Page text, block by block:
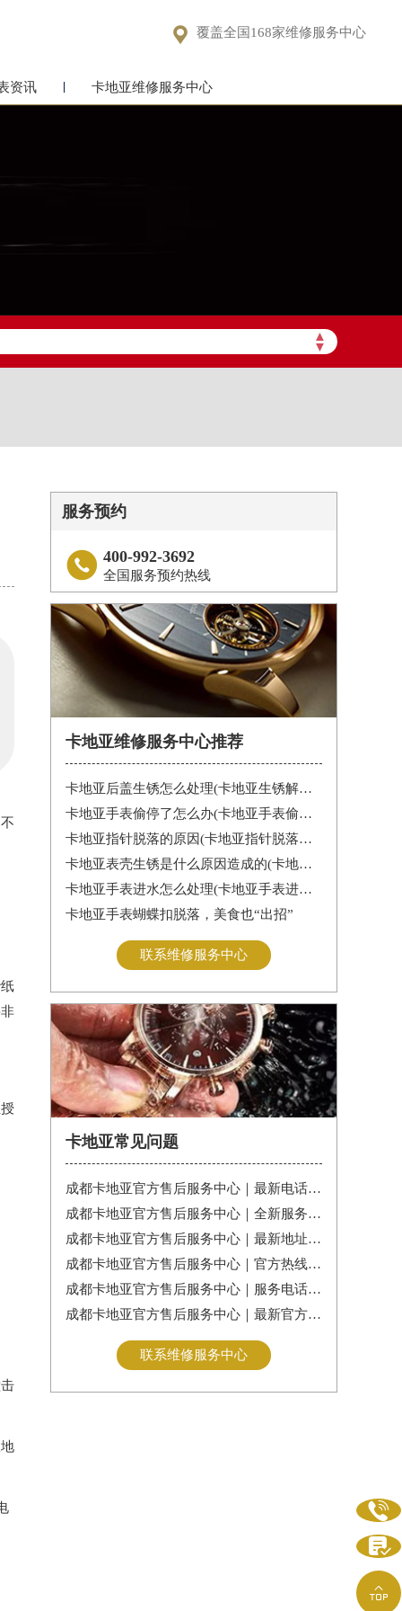
 覆盖全国168家维修服务中心
资讯 卡地亚维修服务中心
▲
▼
服务预约
 400-992-3692
全国服务预约热线
卡地亚维修服务中心推荐
卡地亚后盖生锈怎么处理(卡地亚生锈解决办法)
卡地亚手表偷停了怎么办(卡地亚手表偷停解决办法)
卡地亚指针脱落的原因(卡地亚指针脱落怎么办？)
卡地亚表壳生锈是什么原因造成的(卡地亚手表生锈怎么办？)
卡地亚手表进水怎么处理(卡地亚手表进水怎么办)
卡地亚手表蝴蝶扣脱落，美食也“出招”
联系维修服务中心
卡地亚常见问题
成都卡地亚官方售后服务中心｜最新电话和维修门店地址权威信息公告（2026年7月最新）
成都卡地亚官方售后服务中心｜全新服务热线及门店地址权威信息公告（2026年7月最新）
成都卡地亚官方售后服务中心｜最新地址及服务热线权威信息通告（2026年7月最新）
成都卡地亚官方售后服务中心｜官方热线与门店地址权威信息公示（2026年7月最新）
成都卡地亚官方售后服务中心｜服务电话及全部地址权威信息公告（2026年7月最新）
成都卡地亚官方售后服务中心｜最新官方电话和维修地址权威信息通告（2026年7月最新）
联系维修服务中心


